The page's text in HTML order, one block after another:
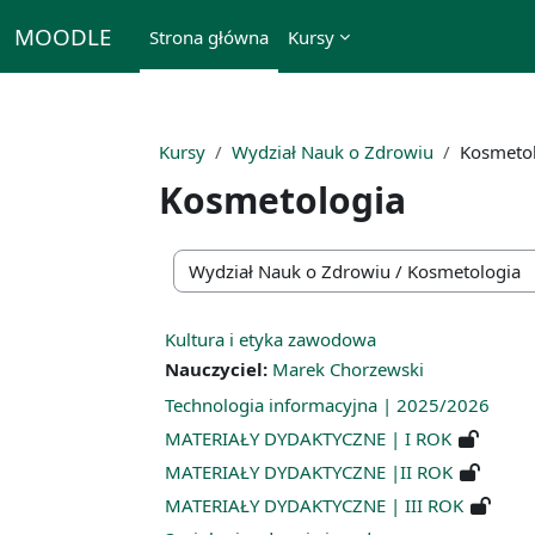
MOODLE Strona główna Kursy
Kursy Wydział Nauk o Zdrowiu
Kosmetologia
Kategorie kursów
Kultura i etyka zawodowa
Nauczyciel: Marek Chorzewski
Technologia informacyjna | 2025/2026
MATERIAŁY DYDAKTYCZNE | I ROK
MATERIAŁY DYDAKTYCZNE |II ROK
MATERIAŁY DYDAKTYCZNE | III ROK